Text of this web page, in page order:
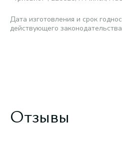
Дата изготовления и срок
действующего
Отзывы